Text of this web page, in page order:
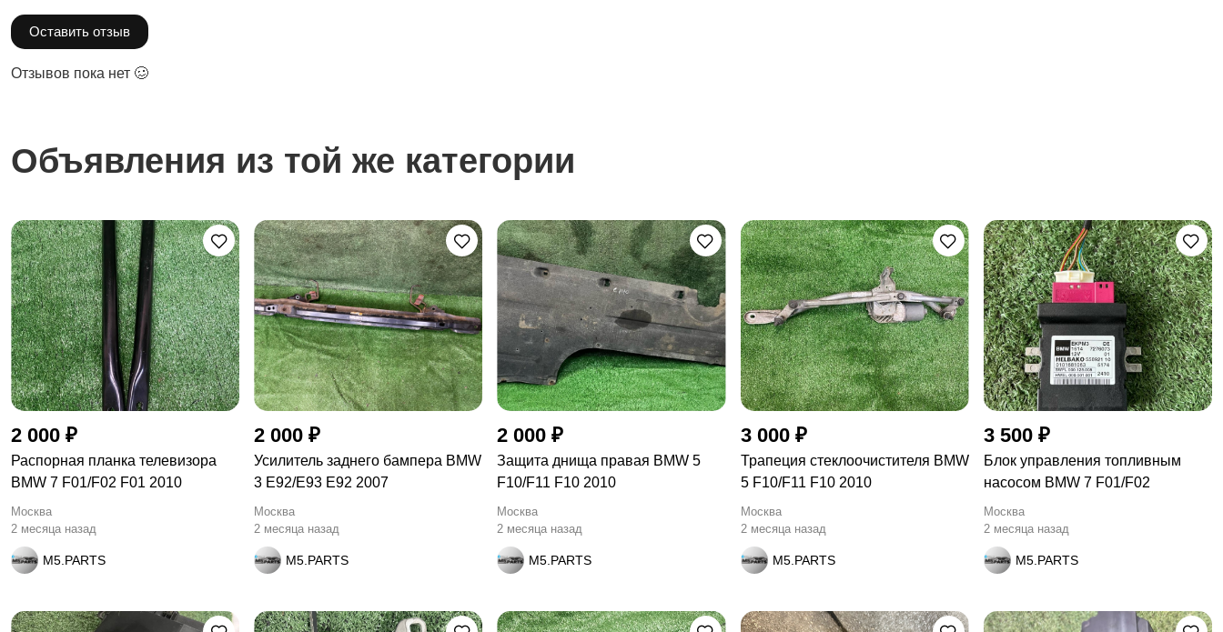
Оставить отзыв
Отзывов пока нет 🥴
Объявления из той же категории
2 000 ₽
Распорная планка телевизора
BMW 7 F01/F02 F01 2010
Москва
2 месяца назад
M5.PARTS
2 000 ₽
Усилитель заднего бампера BMW
3 E92/E93 E92 2007
Москва
2 месяца назад
M5.PARTS
2 000 ₽
Защита днища правая BMW 5
F10/F11 F10 2010
Москва
2 месяца назад
M5.PARTS
3 000 ₽
Трапеция стеклоочистителя BMW
5 F10/F11 F10 2010
Москва
2 месяца назад
M5.PARTS
3 500 ₽
Блок управления топливным
насосом BMW 7 F01/F02
Москва
2 месяца назад
M5.PARTS